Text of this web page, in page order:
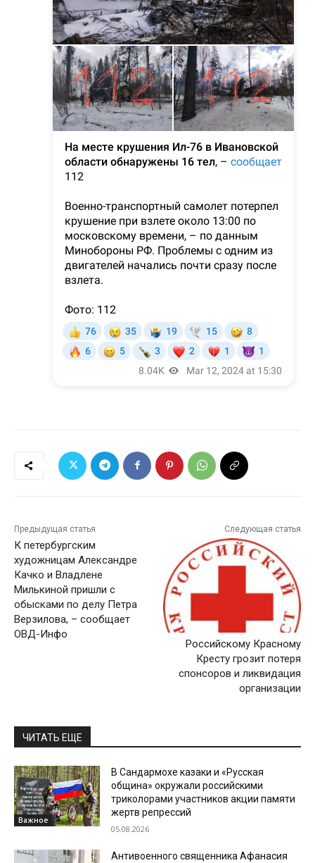
Предыдущая статья
К петербургским
художницам Александре
Качко и Владлене
Милькиной пришли с
обысками по делу Петра
Верзилова, – сообщает
ОВД-Инфо
Следующая статья
Российскому Красному
Кресту грозит потеря
спонсоров и ликвидация
организации
ЧИТАТЬ ЕЩЕ
Важное
В Сандармохе казаки и «Русская
община» окружали российскими
триколорами участников акции памяти
жертв репрессий
05.08.2026
Антивоенного священника Афанасия